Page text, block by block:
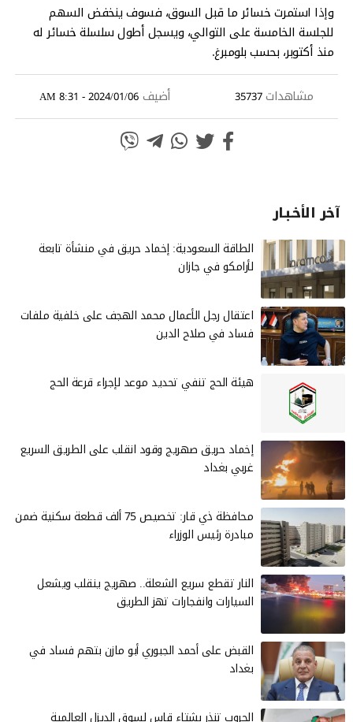
وإذا استمرت خسائر ما قبل السوق، فسوف ينخفض السهم
للجلسة الخامسة على التوالي، ويسجل أطول سلسلة خسائر له
منذ أكتوبر، بحسب بلومبرغ.
مشاهدات35737 أضيف 2024/01/06 - 8:31 AM
آخر الأخـبـار
الطاقة السعودية: إخماد حريق في منشأة تابعة
لأرامكو في جازان
‏اعتقال رجل الأعمال محمد الهجف على خلفية ملفات
فساد في صلاح الدين
هيئة الحج تنفي تحديد موعد لإجراء قرعة الحج
إخماد حريق صهريج وقود انقلب على الطريق السريع
غربي بغداد
محافظة ذي قار: تخصيص 75 ألف قطعة سكنية ضمن
مبادرة رئيس الوزراء
النار تقطع سريع الشعلة.. صهريج ينقلب ويشعل
السيارات وانفجارات تهز الطريق
القبض على أحمد الجبوري أبو مازن بتهم فساد في
بغداد
الحروب تنذر بشتاء قاسٍ لسوق الديزل العالمية